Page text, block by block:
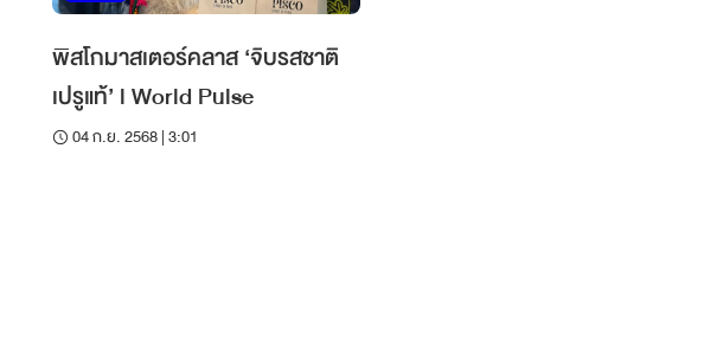
พิสโกมาสเตอร์คลาส ‘จิบรสชาติ
เปรูแท้’ l World Pulse
04 ก.ย. 2568 | 3:01